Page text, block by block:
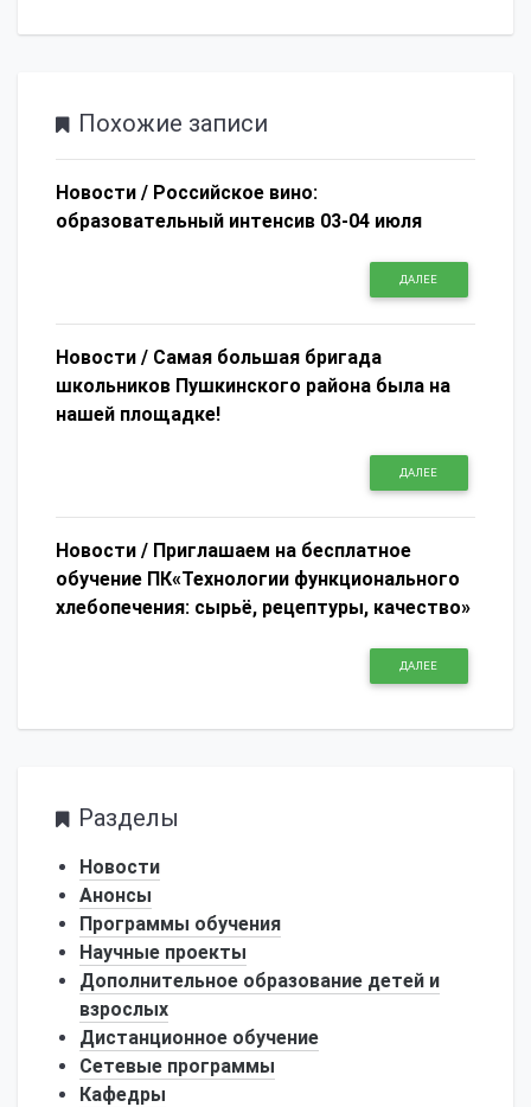
Похожие записи
Новости / Российское вино:
образовательный интенсив 03-04 июля
ДАЛЕЕ
Новости / Самая большая бригада
школьников Пушкинского района была на
нашей площадке!
ДАЛЕЕ
Новости / Приглашаем на бесплатное
обучение ПК«Технологии функционального
хлебопечения: сырьё, рецептуры, качество»
ДАЛЕЕ
Разделы
Новости
Анонсы
Программы обучения
Научные проекты
Дополнительное образование детей и
взрослых
Дистанционное обучение
Сетевые программы
Кафедры